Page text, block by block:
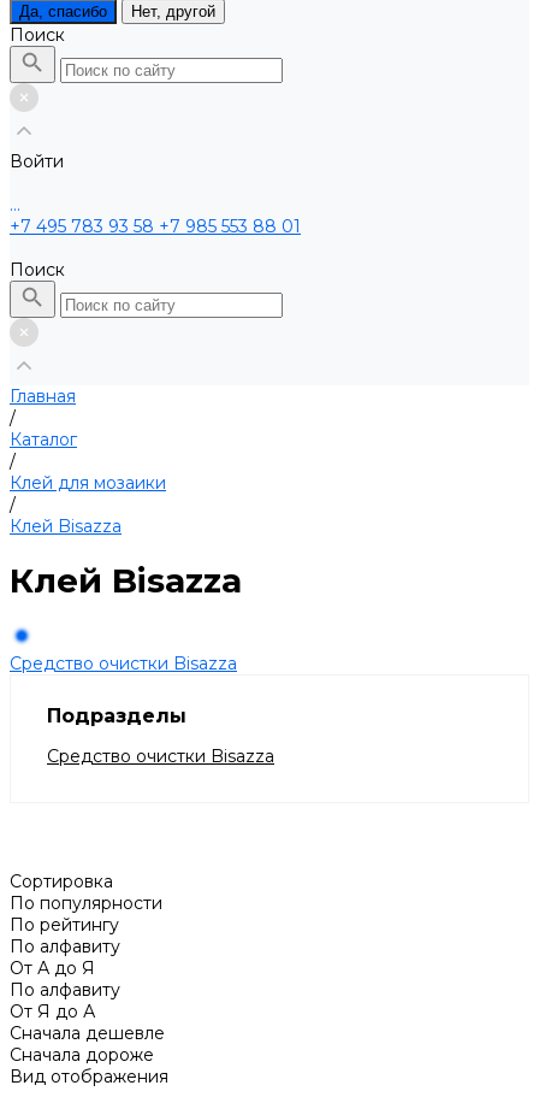
Да, спасибо Нет, другой
Поиск
Войти
...
+7 495 783 93 58 +7 985 553 88 01
Поиск
Главная
/
Каталог
/
Клей для мозаики
/
Клей Bisazza
Клей Bisazza
Средство очистки Bisazza
Подразделы
Средство очистки Bisazza
Сортировка
По популярности
По рейтингу
По алфавиту
От А до Я
По алфавиту
От Я до А
Сначала дешевле
Сначала дороже
Вид отображения